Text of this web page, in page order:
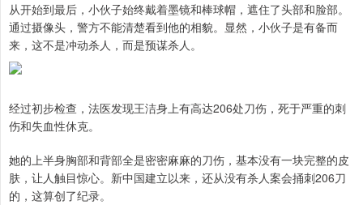
从开始到最后，小伙子始终戴着墨镜和棒球帽，遮住了头部和脸部。
通过摄像头，警方不能清楚看到他的相貌。显然，小伙子是有备而
来，这不是冲动杀人，而是预谋杀人。
经过初步检查，法医发现王洁身上有高达206处刀伤，死于严重的刺
伤和失血性休克。
她的上半身胸部和背部全是密密麻麻的刀伤，基本没有一块完整的皮
肤，让人触目惊心。新中国建立以来，还从没有杀人案会捅刺206刀
的，这算创了纪录。